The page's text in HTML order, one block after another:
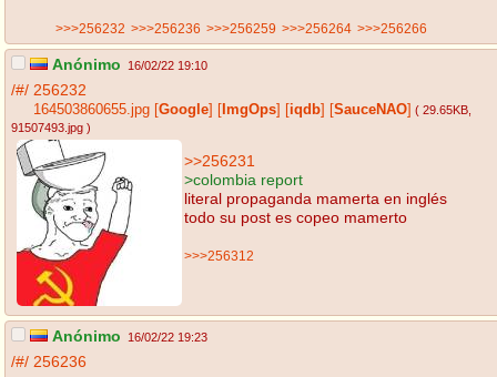
>>>256232 >>>256236 >>>256259 >>>256264 >>>256266
Anónimo 16/02/22 19:10
/#/ 256232
164503860655.jpg Google ImgOps iqdb SauceNAO ( 29.65KB
91507493.jpg )
>>256231
>colombia report
literal propaganda mamerta en inglés
todo su post es copeo mamerto
>>>256312
Anónimo 16/02/22 19:23
/#/ 256236